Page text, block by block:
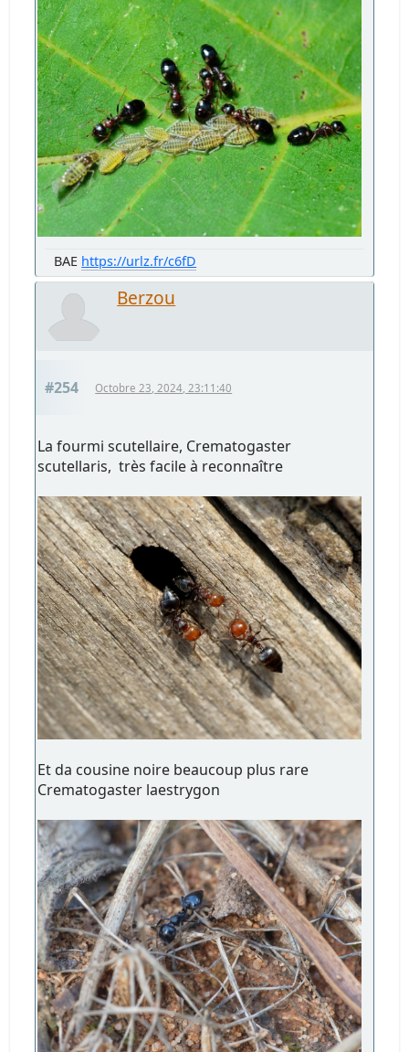
BAE https://urlz.fr/c6fD
Berzou
#254 Octobre 23, 2024, 23:11:40
La fourmi scutellaire, Crematogaster
scutellaris, très facile à reconnaître
Et da cousine noire beaucoup plus rare
Crematogaster laestrygon